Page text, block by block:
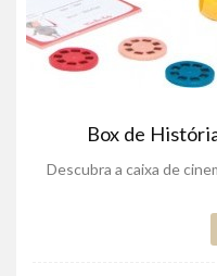
Box de
Descubra a caixa de